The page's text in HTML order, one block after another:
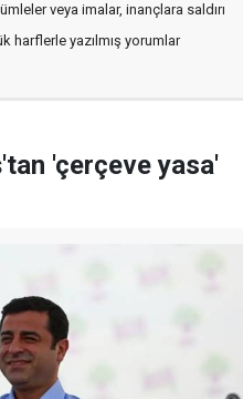
veya imalar, inançlara saldırı
harflerle yazılmış yorumlar
'çerçeve yasa'